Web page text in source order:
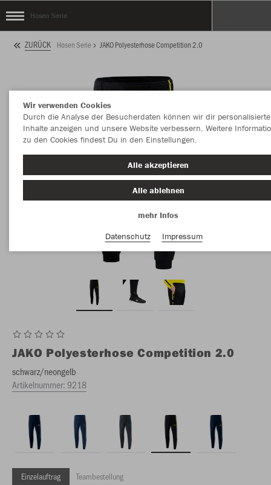
Hosen Serie
ZURÜCK Hosen Serie JAKO Polyesterhose Competition 2.0
JAKO Polyesterhose Competition 2.0
schwarz/neongelb
Artikelnummer:9218
Einzelauftrag Teambestellung
Wir verwenden Cookies
Durch die Analyse der Besucherdaten können wir dir personalisierte
Inhalte anzeigen und unsere Website verbessern. Weitere
zu den Cookies findest Du in den Einstellungen.
Alle akzeptieren
Alle ablehnen
mehr Infos
Datenschutz
Impressum